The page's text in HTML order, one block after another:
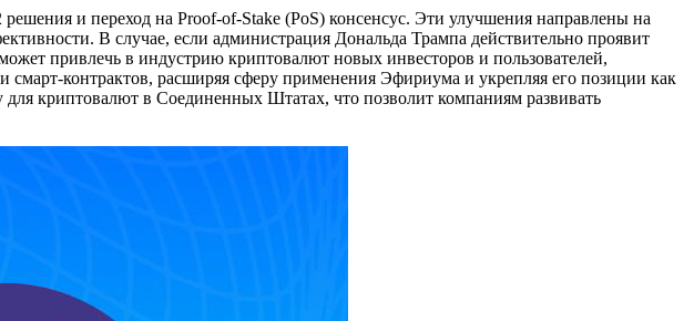
и переход на Proof-of-Stake (PoS) консенсус. Эти улучшения направлены на
В случае, если администрация Дональда Трампа действительно проявит
привлечь в индустрию криптовалют новых инвесторов и пользователей,
контрактов, расширяя сферу применения Эфириума и укрепляя его позиции как
криптовалют в Соединенных Штатах, что позволит компаниям развивать